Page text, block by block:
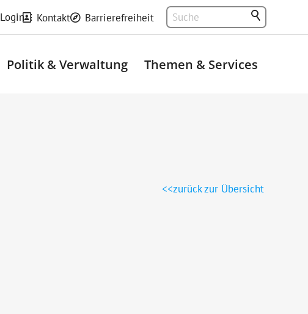
Barrierefreiheit
Kontakt
Login
Politik & Verwaltung Themen & Services
zurück zur Übersicht